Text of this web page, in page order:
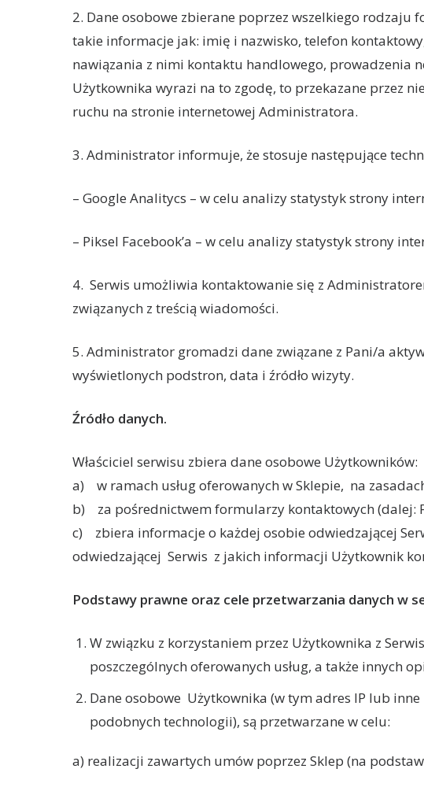
2. Dane osobowe zbierane poprzez wszelkiego
takie informacje jak: imię i nazwisko, telefon
nawiązania z nimi kontaktu handlowego, prowadzenia
Użytkownika wyrazi na to zgodę, to przekazane przez
ruchu na stronie internetowej Administratora.
3. Administrator informuje, że stosuje następujące
– Google Analitycs – w celu analizy statystyk strony
– Piksel Facebook’a – w celu analizy statystyk strony
4. Serwis umożliwia kontaktowanie się z
związanych z treścią wiadomości.
5. Administrator gromadzi dane związane z Pani/a
wyświetlonych podstron, data i źródło wizyty.
Źródło danych.
Właściciel serwisu zbiera dane osobowe Użytkowników:
a) w ramach usług oferowanych w Sklepie, na
b) za pośrednictwem formularzy kontaktowych (dalej:
c) zbiera informacje o każdej osobie odwiedzającej
odwiedzającej Serwis z jakich informacji Użytkownik
Podstawy prawne oraz cele przetwarzania danych w
W związku z korzystaniem przez Użytkownika z
poszczególnych oferowanych usług, a także innych
Dane osobowe Użytkownika (w tym adres IP lub
podobnych technologii), są przetwarzane w celu:
a) realizacji zawartych umów poprzez Sklep (na